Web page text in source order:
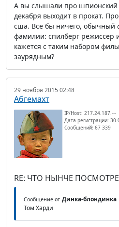
А вы слышали про шпионский
декабря выходит в прокат.
сша. Все бы ничего, обычный
фамилии: спилберг режиссер
кажется с таким набором
заурядным?
29 ноября 2015 02:48
Абгемахт
IP/Host: 217.24.187.---
Дата регистрации:
Сообщений: 67 339
RE: ЧТО НЫНЧЕ
Сообщение от Динка-блондинка
Том Харди